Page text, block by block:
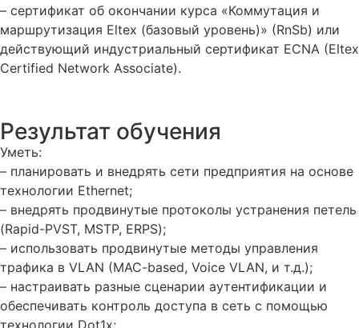
– сертификат об окончании курса «Коммутация и
маршрутизация Eltex (базовый уровень)» (RnSb) или
действующий индустриальный сертификат ECNA (Eltex
Certified Network Associate).
Результат обучения
Уметь:
– планировать и внедрять сети предприятия на основе
технологии Ethernet;
– внедрять продвинутые протоколы устранения петель
(Rapid-PVST, MSTP, ERPS);
– использовать продвинутые методы управления
трафика в VLAN (MAC-based, Voice VLAN, и т.д.);
– настраивать разные сценарии аутентификации и
обеспечивать контроль доступа в сеть с помощью
технологии Dot1x;